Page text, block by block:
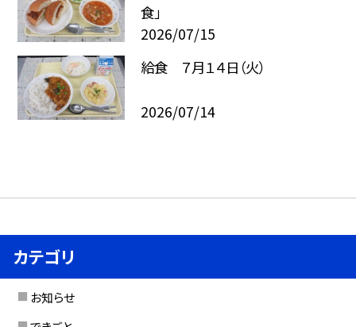
食」
2026/07/15
給食 ７月１４日（火）
2026/07/14
カテゴリ
お知らせ